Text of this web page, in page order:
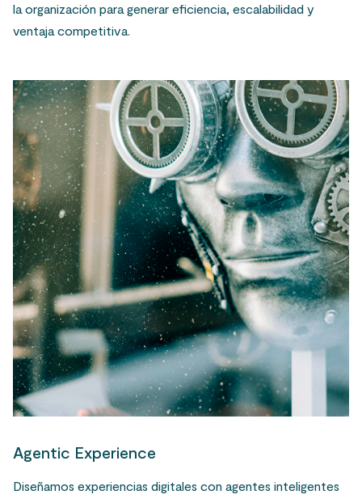
la organización para generar eficiencia, escalabilidad y
ventaja competitiva.
Agentic Experience
Diseñamos experiencias digitales con agentes inteligentes